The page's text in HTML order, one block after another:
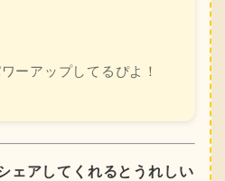
ーアップしてるぴよ！
ェアしてくれるとうれしい